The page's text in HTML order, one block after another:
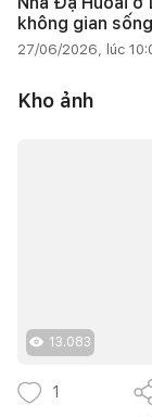
không gian
27/06/2026, lúc
Kho ảnh
13.083
1